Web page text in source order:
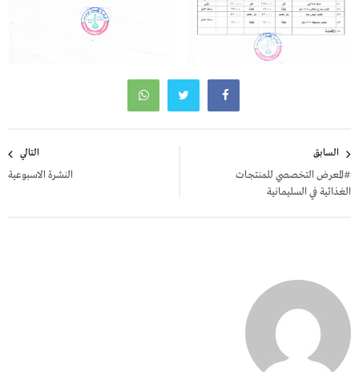
المقالات
السابق
#المعرض التخصصي للمنتجات
الغذائية في السليمانية
التالي
النشرة الاسبوعية